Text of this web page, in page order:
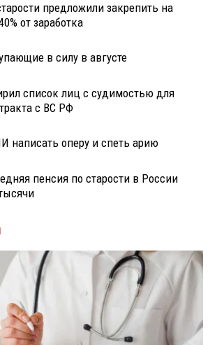
предложили закрепить на
от заработка
в силу в августе
список лиц с судимостью для
с ВС РФ
написать оперу и спеть арию
пенсия по старости в России